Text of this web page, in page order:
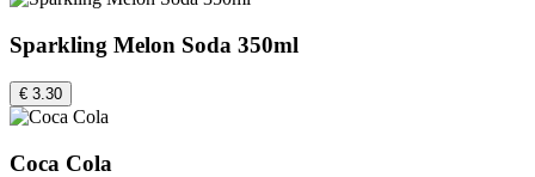
Sparkling Melon Soda 350ml
€ 3.30
Coca Cola